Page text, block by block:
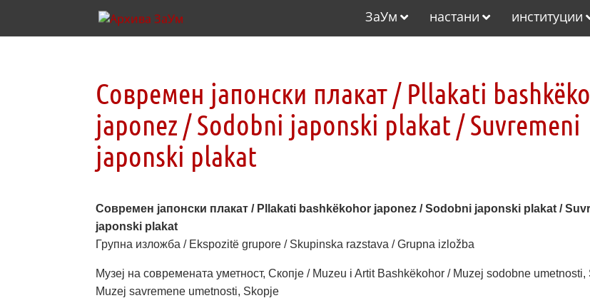
ЗаУм настани институции
Современ јапонски плакат / Pllakati
japonez / Sodobni japonski plakat / Suvremeni
japonski plakat
Современ јапонски плакат / Pllakati bashkëkohor japonez / Sodobni japonski plakat /
japonski plakat
Групна изложба / Еkspozitë grupore / Skupinska razstava / Grupna izložba
Музеј на современата уметност, Скопје / Muzeu i Artit Bashkëkohor / Muzej sodobne umetnosti,
Muzej savremene umetnosti, Skopje